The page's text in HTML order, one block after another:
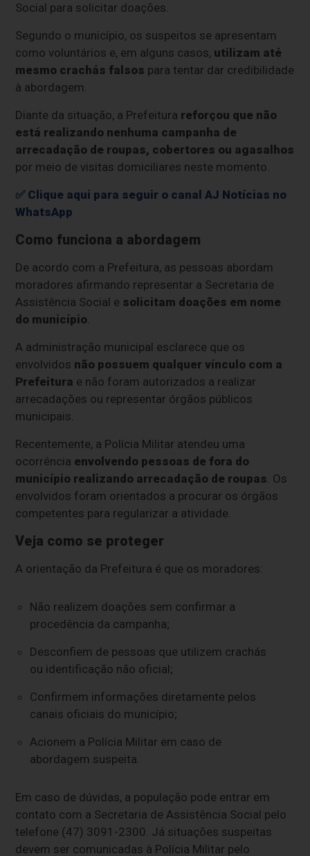
Social para solicitar doações.
Segundo o município, os suspeitos se apresentam
como voluntários e, em alguns casos, utilizam até
mesmo crachás falsos para tentar dar credibilidade
à abordagem.
Diante da situação, a Prefeitura reforçou que não
está realizando nenhuma campanha de
arrecadação de roupas, cobertores ou agasalhos
por meio de visitas domiciliares neste momento.
✅ Clique aqui para seguir o canal AJ Notícias no
WhatsApp
Como funciona a abordagem
De acordo com a Prefeitura, as pessoas abordam
moradores afirmando representar a Secretaria de
Assistência Social e solicitam doações em nome
do município
A administração municipal esclarece que os
envolvidos não possuem qualquer vínculo com a
Prefeitura e não foram autorizados a realizar
arrecadações ou representar órgãos públicos
municipais.
Recentemente, a Polícia Militar atendeu uma
ocorrência envolvendo pessoas de fora do
município realizando arrecadação de roupas . Os
envolvidos foram orientados a procurar os órgãos
competentes para regularizar a atividade.
Veja como se proteger
A orientação da Prefeitura é que os moradores:
Não realizem doações sem confirmar a
procedência da campanha;
Desconfiem de pessoas que utilizem crachás
ou identificação não oficial;
Confirmem informações diretamente pelos
canais oficiais do município;
Acionem a Polícia Militar em caso de
abordagem suspeita.
Em caso de dúvidas, a população pode entrar em
contato com a Secretaria de Assistência Social pelo
telefone (47) 3091-2300. Já situações suspeitas
devem ser comunicadas à Polícia Militar pelo